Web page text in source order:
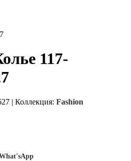
117-
| Коллекция: Fashion